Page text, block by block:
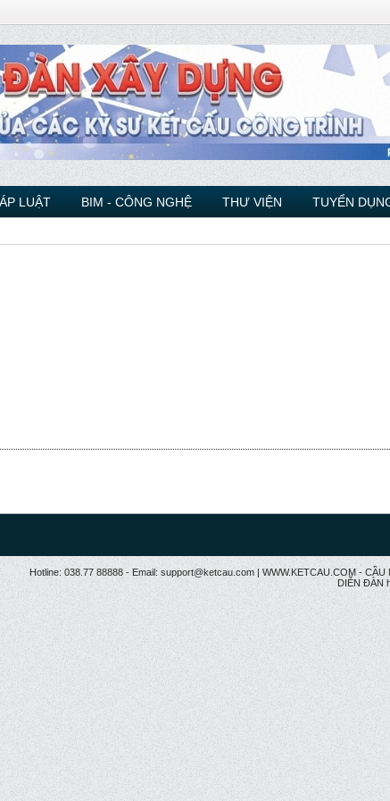
LUẬT BIM - CÔNG NGHỆ THƯ VIỆN TUYỂN
Hotline: 038.77 88888 - Email: support@ketcau.com | WWW.KETCAU.COM -
DIỄN ĐÀN